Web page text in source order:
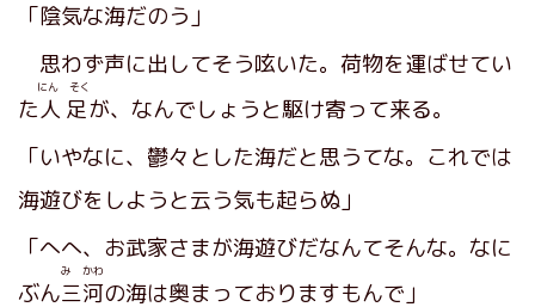
「陰気な海だのう」
思わず声に出してそう呟いた。荷物を運ばせてい
た人足
にん そく
が、なんでしょうと駆け寄って来る。
「いやなに、鬱々とした海だと思うてな。これでは
海遊びをしようと云う気も起らぬ」
「へへ、お武家さまが海遊びだなんてそんな。なに
ぶん三河
み かわ
の海は奥まっておりますもんで」